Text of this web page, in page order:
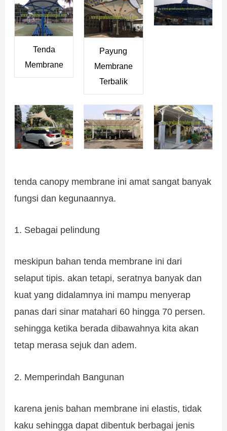
Tenda
Membrane
Payung
Membrane
Terbalik
tenda canopy membrane ini amat sangat banyak
fungsi dan kegunaannya.
1. Sebagai pelindung
meskipun bahan tenda membrane ini dari
selaput tipis. akan tetapi, seratnya banyak dan
kuat yang didalamnya ini mampu menyerap
panas dari sinar matahari 60 hingga 70 persen.
sehingga ketika berada dibawahnya kita akan
tetap merasa sejuk dan adem.
2. Memperindah Bangunan
karena jenis bahan membrane ini elastis, tidak
kaku sehingga dapat dibentuk berbagai jenis